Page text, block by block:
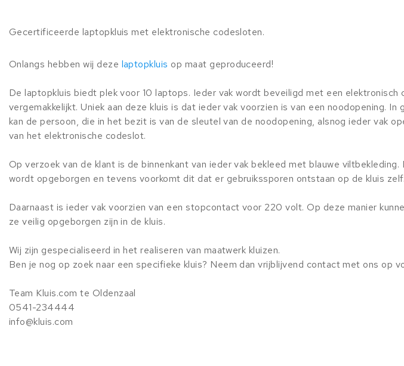
Gecertificeerde laptopkluis met elektronische codesloten.
Onlangs hebben wij deze laptopkluis op maat geproduceerd!
De laptopkluis biedt plek voor 10 laptops. Ieder vak wordt beveiligd met een
vergemakkelijkt. Uniek aan deze kluis is dat ieder vak voorzien is van een noodopening.
kan de persoon, die in het bezit is van de sleutel van de noodopening, alsnog ieder vak
van het elektronische codeslot.
Op verzoek van de klant is de binnenkant van ieder vak bekleed met blauwe
wordt opgeborgen en tevens voorkomt dit dat er gebruikssporen ontstaan op de kluis zelf.
Daarnaast is ieder vak voorzien van een stopcontact voor 220 volt. Op deze manier
ze veilig opgeborgen zijn in de kluis.
Wij zijn gespecialiseerd in het realiseren van maatwerk kluizen.
Ben je nog op zoek naar een specifieke kluis? Neem dan vrijblijvend contact met ons op
Team Kluis.com te Oldenzaal
0541-234444
info@kluis.com